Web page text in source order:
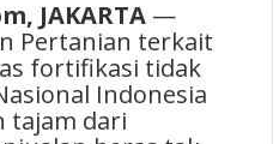
JAKARTA—
Pertanian terkait
fortifikasi tidak
Indonesia
tajam dari